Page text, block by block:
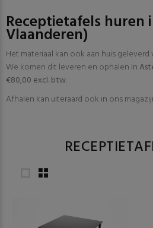
Receptietafels huren
Vlaanderen)
Het materiaal kan ook aan huis
We komen dit leveren en ophalen In
€80,00 excl. btw.
Afhalen kan uiteraard ook in ons